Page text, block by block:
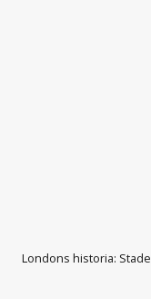
Londons historia: